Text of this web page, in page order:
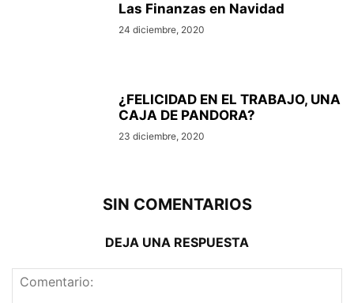
Las Finanzas en Navidad
24 diciembre, 2020
¿FELICIDAD EN EL TRABAJO, UNA
CAJA DE PANDORA?
23 diciembre, 2020
SIN COMENTARIOS
DEJA UNA RESPUESTA